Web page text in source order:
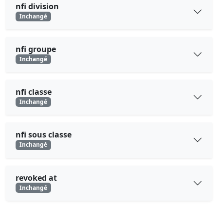
nfi division
Inchangé
nfi groupe
Inchangé
nfi classe
Inchangé
nfi sous classe
Inchangé
revoked at
Inchangé